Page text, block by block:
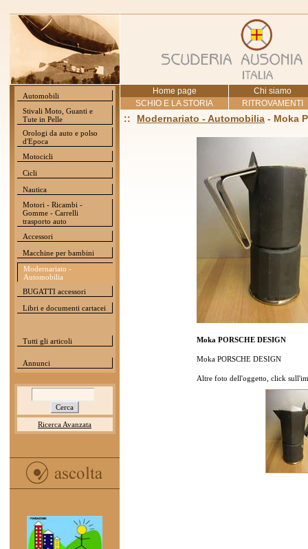
Automobili
Stivali Moto, Guanti e
Tute in Pelle
Orologi da auto e polso
d'Epoca
Motocicli
Cicli
Nautica
Motori - Ricambi -
Gomme - Carrelli
trasporto auto
Accessori
Macchine per bambini
Modernariato -
Automobilia
BUGATTI accessori
Libri e documenti cartacei
Tutti gli articoli
Annunci
Ricerca Avanzata
Home page
Chi siamo
SCHIO E LA STORIA
RITROVAMENTI
:: Modernariato - Automobilia - Moka
Moka PORSCHE DESIGN
Moka PORSCHE DESIGN
Altre foto dell'oggetto, click